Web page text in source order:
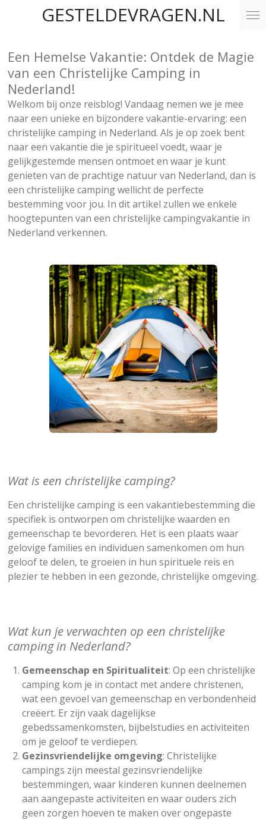
de
hoofdinhoud
GESTELDEVRAGEN.NL
Een Hemelse Vakantie: Ontdek de Magie
van een Christelijke Camping in
Nederland!
Welkom bij onze reisblog! Vandaag nemen we je mee
naar een unieke en bijzondere vakantie-ervaring: een
christelijke camping in Nederland. Als je op zoek bent
naar een vakantie die je spiritueel voedt, waar je
gelijkgestemde mensen ontmoet en waar je kunt
genieten van de prachtige natuur van Nederland, dan is
een christelijke camping wellicht de perfecte
bestemming voor jou. In dit artikel zullen we enkele
hoogtepunten van een christelijke campingvakantie in
Nederland verkennen.
Wat is een christelijke camping?
Een christelijke camping is een vakantiebestemming die
specifiek is ontworpen om christelijke waarden en
gemeenschap te bevorderen. Het is een plaats waar
gelovige families en individuen samenkomen om hun
geloof te delen, te groeien in hun spirituele reis en
plezier te hebben in een gezonde, christelijke omgeving.
Wat kun je verwachten op een christelijke
camping in Nederland?
Gemeenschap en Spiritualiteit: Op een christelijke
camping kom je in contact met andere christenen,
wat een gevoel van gemeenschap en verbondenheid
creëert. Er zijn vaak dagelijkse
gebedssamenkomsten, bijbelstudies en activiteiten
om je geloof te verdiepen.
Gezinsvriendelijke omgeving: Christelijke
campings zijn meestal gezinsvriendelijke
bestemmingen, waar kinderen kunnen deelnemen
aan aangepaste activiteiten en waar ouders zich
geen zorgen hoeven te maken over ongepaste